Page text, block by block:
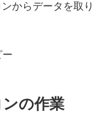
からデータを取り
の作業